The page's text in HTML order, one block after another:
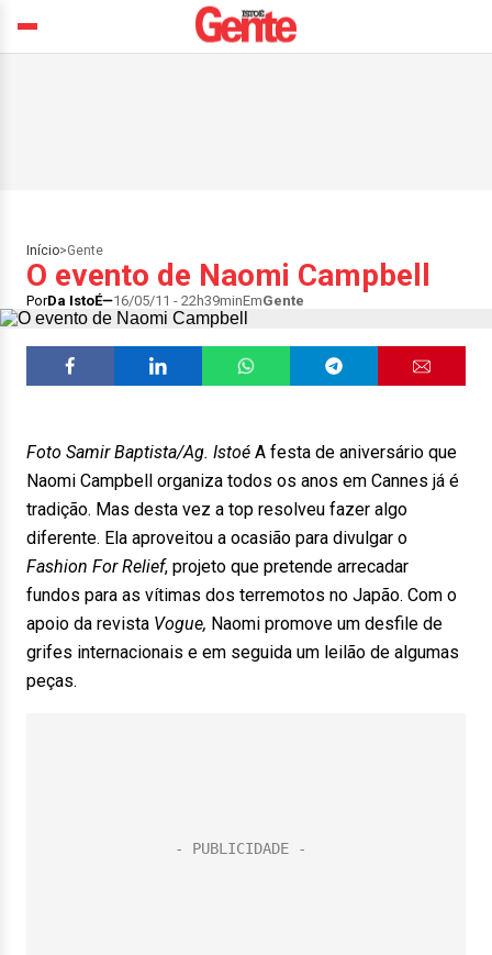
Início>Gente
O evento de Naomi Campbell
PorDa IstoÉ 16/05/11 - 22h39minEmGente
Foto Samir Baptista/Ag. Istoé A festa de aniversário que
Naomi Campbell organiza todos os anos em Cannes já é
tradição. Mas desta vez a top resolveu fazer algo
diferente. Ela aproveitou a ocasião para divulgar o
Fashion For Relief, projeto que pretende arrecadar
fundos para as vítimas dos terremotos no Japão. Com o
apoio da revista Vogue, Naomi promove um desfile de
grifes internacionais e em seguida um leilão de algumas
peças.